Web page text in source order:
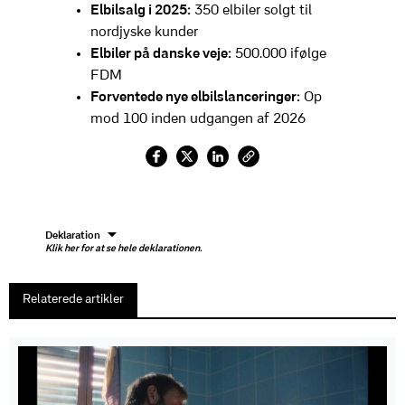
Elbilsalg i 2025: 350 elbiler solgt til
nordjyske kunder
Elbiler på danske veje: 500.000 ifølge
FDM
Forventede nye elbilslanceringer: Op
mod 100 inden udgangen af 2026
Deklaration
Klik her for at se hele deklarationen.
Relaterede artikler